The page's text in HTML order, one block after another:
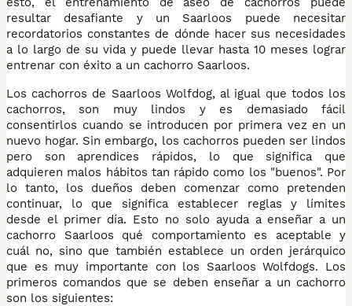
resultar desafiante y un Saarloos puede necesitar
recordatorios constantes de dónde hacer sus necesidades
a lo largo de su vida y puede llevar hasta 10 meses lograr
entrenar con éxito a un cachorro Saarloos.
Los cachorros de Saarloos Wolfdog, al igual que todos los
cachorros, son muy lindos y es demasiado fácil
consentirlos cuando se introducen por primera vez en un
nuevo hogar. Sin embargo, los cachorros pueden ser lindos
pero son aprendices rápidos, lo que significa que
adquieren malos hábitos tan rápido como los "buenos". Por
lo tanto, los dueños deben comenzar como pretenden
continuar, lo que significa establecer reglas y límites
desde el primer día. Esto no solo ayuda a enseñar a un
cachorro Saarloos qué comportamiento es aceptable y
cuál no, sino que también establece un orden jerárquico
que es muy importante con los Saarloos Wolfdogs. Los
primeros comandos que se deben enseñar a un cachorro
son los siguientes: